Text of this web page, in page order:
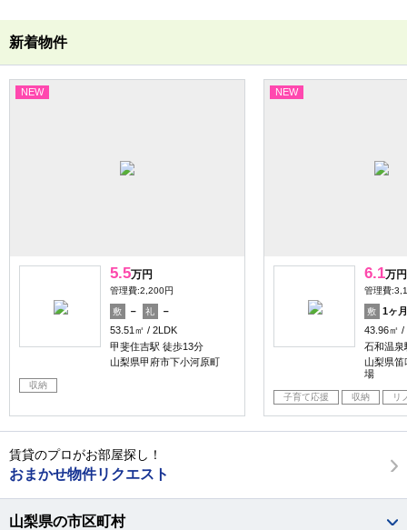
新着物件
NEW
5.5万円
管理費:2,200円
敷 － 礼
－
53.51㎡
2LDK
甲斐住吉駅 徒歩13分
山梨県甲府市下小河原町
収納
NEW
6.1万円
管理費
敷
1ヶ月
43.96㎡
石和温泉
山梨県笛
場
子育て応援 収納 リ
賃貸のプロがお部屋探し！
おまかせ物件リクエスト
山梨県の市区町村